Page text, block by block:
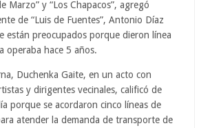
Marzo” y “Los Chapacos”, agregó
de “Luis de Fuentes”, Antonio Díaz
están preocupados porque dieron línea
operaba hace 5 años.
Duchenka Gaite, en un acto con
y dirigentes vecinales, calificó de
porque se acordaron cinco líneas de
atender la demanda de transporte de